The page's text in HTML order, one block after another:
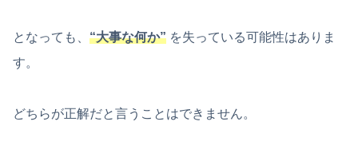
となっても、 “大事な何か” を失っている可能性はありま
す。
どちらが正解だと言うことはできません。